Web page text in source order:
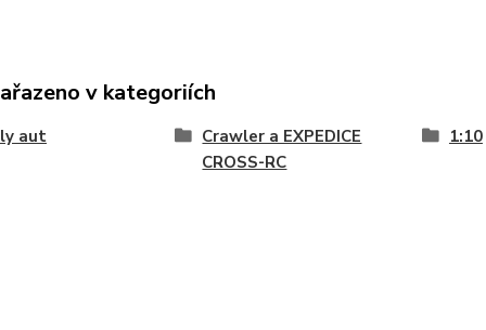
v kategoriích
aut
Crawler a EXPEDICE
CROSS-RC
1:10